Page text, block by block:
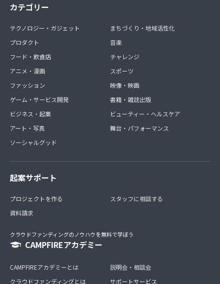
カテゴリー
テクノロジー・ガジェット
プロダクト
フード・飲食店
アニメ・漫画
ファッション
ゲーム・サービス開発
ビジネス・起業
アート・写真
ソーシャルグッド
まちづくり・地域活性化
音楽
チャレンジ
スポーツ
映像・映画
書籍・雑誌出版
ビューティー・ヘルスケア
舞台・パフォーマンス
起案サポート
プロジェクトを作る
資料請求
スタッフに相談する
クラウドファンディングのノウハウを無料で学ぼう
CAMPFIREアカデミー
CAMPFIREアカデミーとは
クラウドファンディングとは
説明会・相談会
サポートサービス